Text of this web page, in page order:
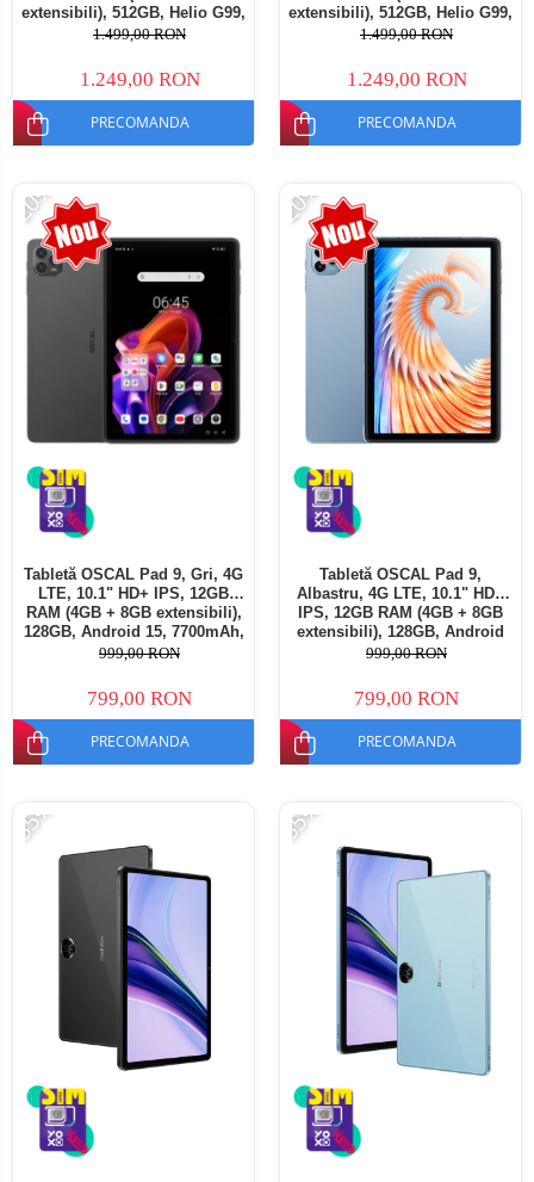
extensibili), 512GB, Helio G99,
10800mAh, 33W, Android 14,
1.499,00 RON
1.249,00 RON
PRECOMANDA
extensibili), 512GB, Helio G99,
10800mAh, 33W, Android 14,
1.499,00 RON
1.249,00 RON
PRECOMANDA
-20%
Tabletă OSCAL Pad 9, Gri, 4G
LTE, 10.1" HD+ IPS, 12GB
RAM (4GB + 8GB extensibili),
128GB, Android 15, 7700mAh,
Dual SIM
999,00 RON
799,00 RON
PRECOMANDA
-20%
Tabletă OSCAL Pad 9,
Albastru, 4G LTE, 10.1" HD+
IPS, 12GB RAM (4GB + 8GB
extensibili), 128GB, Android
15, 7700mAh, Dual SIM
999,00 RON
799,00 RON
PRECOMANDA
-35% -35%